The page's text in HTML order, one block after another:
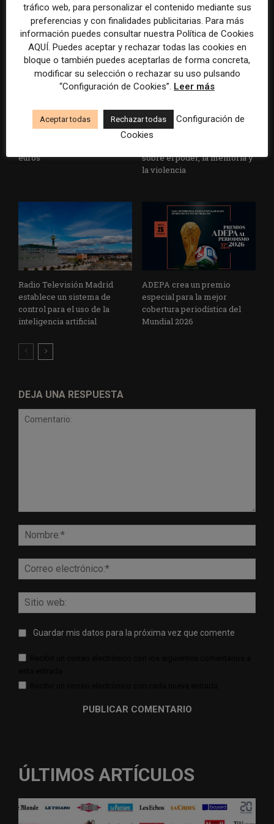
informar sobre el suicidio
medios y las plataformas
La Marea cierra 2025 con
euros
El Premio Gabo 2026
reconoce cinco historias de
sobre el poder, la memoria y
la violencia
Radio Televisión Madrid
establece un sistema de
control para el uso de la
inteligencia artificial
ADEPA crea un premio
especial para la mejor
cobertura periodística del
Mundial 2026
DEJA UNA RESPUESTA
Guardar mis datos para la próxima vez que comente
ÚLTIMOS ARTÍCULOS
tráfico web, para personalizar el contenido mediante sus
preferencias y con finalidades publicitarias. Para más
información puedes consultar nuestra Política de Cookies
AQUÍ. Puedes aceptar y rechazar todas las cookies en
bloque o también puedes aceptarlas de forma concreta,
modificar su selección o rechazar su uso pulsando
“Configuración de Cookies”. Leer más
Aceptar todas Rechazar todas
Configuración de
Cookies